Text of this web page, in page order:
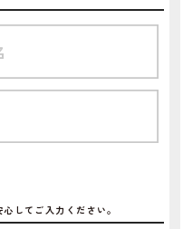
してご入力ください。